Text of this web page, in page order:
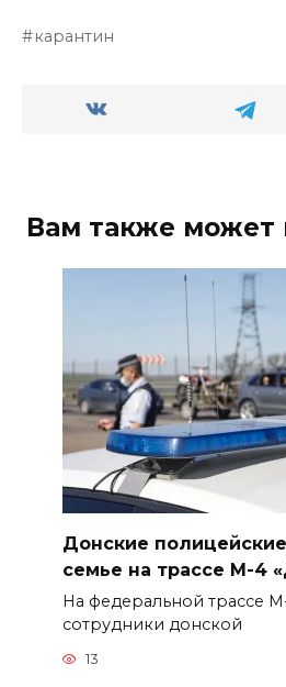
карантин
Вам также может
Донские
семье на трассе М-4
На федеральной трассе
сотрудники донской
13